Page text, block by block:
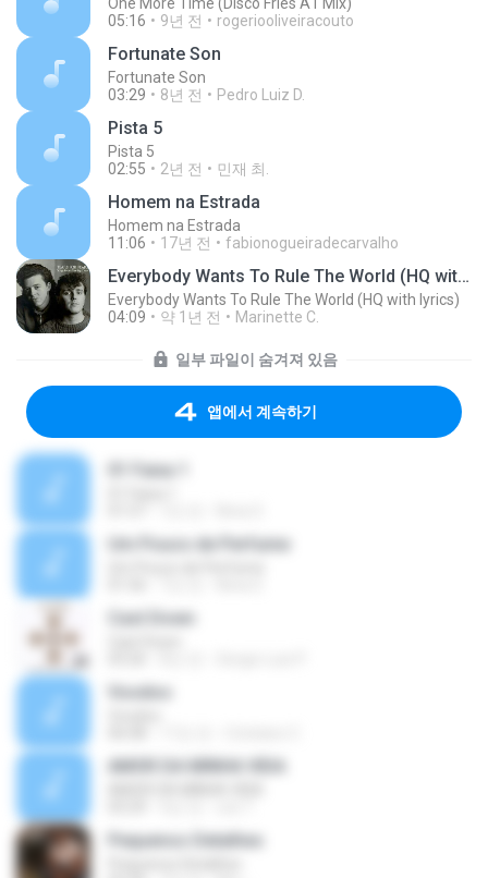
05:16
9년 전 rogeriooliveiracouto
Fortunate Son
Fortunate Son
03:29
8년 전 Pedro Luiz D.
Pista 5
Pista 5
02:55
2년 전 민재 최.
Homem na Estrada
Homem na Estrada
11:06
17년 전 fabionogueiradecarvalho
Everybody Wants To Rule The World (HQ with lyrics)
Everybody Wants To Rule The World (HQ with lyrics)
04:09
약 1년 전 Marinette C.
일부 파일이 숨겨져 있음
앱에서 계속하기
01 Faixa 1
Um Pouco de Perfume
Cast Down
Voodoo
AMOR DA MINHA VIDA
Pequenos Detalhes